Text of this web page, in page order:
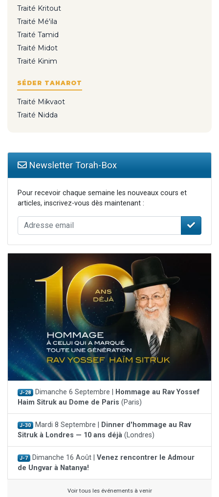
Traité Kritout
Traité Mé'ila
Traité Tamid
Traité Midot
Traité Kinim
SÉDER TAHAROT
Traité Mikvaot
Traité Nidda
Newsletter Torah-Box
Pour recevoir chaque semaine les nouveaux cours et
articles, inscrivez-vous dès maintenant :
J-28 Dimanche 6 Septembre |
Hommage au Rav Yossef
Haim Sitruk au Dome de Paris (Paris)
J-30 Mardi 8 Septembre |
Dinner d'hommage au Rav
Sitruk à Londres — 10 ans déjà (Londres)
J-7 Dimanche 16 Août | Venez rencontrer le Admour
de Ungvar à Natanya!
Voir tous les événements à venir